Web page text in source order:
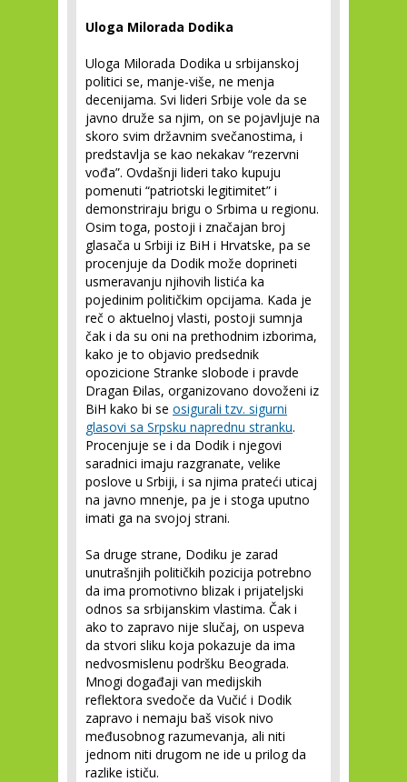
Uloga Milorada Dodika
Uloga Milorada Dodika u srbijanskoj
politici se, manje-više, ne menja
decenijama. Svi lideri Srbije vole da se
javno druže sa njim, on se pojavljuje na
skoro svim državnim svečanostima, i
predstavlja se kao nekakav “rezervni
vođa”. Ovdašnji lideri tako kupuju
pomenuti “patriotski legitimitet” i
demonstriraju brigu o Srbima u regionu.
Osim toga, postoji i značajan broj
glasača u Srbiji iz BiH i Hrvatske, pa se
procenjuje da Dodik može doprineti
usmeravanju njihovih listića ka
pojedinim političkim opcijama. Kada je
reč o aktuelnoj vlasti, postoji sumnja
čak i da su oni na prethodnim izborima,
kako je to objavio predsednik
opozicione Stranke slobode i pravde
Dragan Đilas, organizovano dovoženi iz
BiH kako bi se osigurali tzv. sigurni
glasovi sa Srpsku naprednu stranku.
Procenjuje se i da Dodik i njegovi
saradnici imaju razgranate, velike
poslove u Srbiji, i sa njima prateći uticaj
na javno mnenje, pa je i stoga uputno
imati ga na svojoj strani.
Sa druge strane, Dodiku je zarad
unutrašnjih političkih pozicija potrebno
da ima promotivno blizak i prijateljski
odnos sa srbijanskim vlastima. Čak i
ako to zapravo nije slučaj, on uspeva
da stvori sliku koja pokazuje da ima
nedvosmislenu podršku Beograda.
Mnogi događaji van medijskih
reflektora svedoče da Vučić i Dodik
zapravo i nemaju baš visok nivo
međusobnog razumevanja, ali niti
jednom niti drugom ne ide u prilog da
razlike ističu.